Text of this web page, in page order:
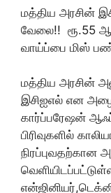
மத்திய அரசின்
வேலை!! ரூ.55
வாய்ப்பை மிஸ்
மத்திய அரசின்
இசிஐஎல் என
கார்ப்பரேஷன் ஆஃப்
பிரிவுகளில்
நிரப்புவதற்கான